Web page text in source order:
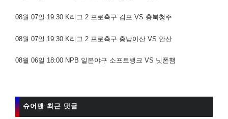
08월 07일 19:30 K리그 2 프로축구 김포 VS 충북청주
08월 07일 19:30 K리그 2 프로축구 충남아산 VS 안산
08월 06일 18:00 NPB 일본야구 소프트뱅크 VS 닛폰햄
슈어맨 최근 댓글